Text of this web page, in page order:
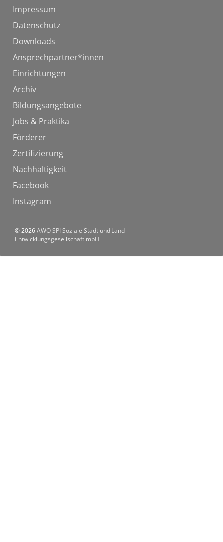
Impressum
Datenschutz
Downloads
Ansprechpartner*innen
Einrichtungen
Archiv
Bildungsangebote
Jobs & Praktika
Förderer
Zertifizierung
Nachhaltigkeit
Facebook
Instagram
© 2026AWO SPI Soziale Stadt und Land
Entwicklungsgesellschaft mbH